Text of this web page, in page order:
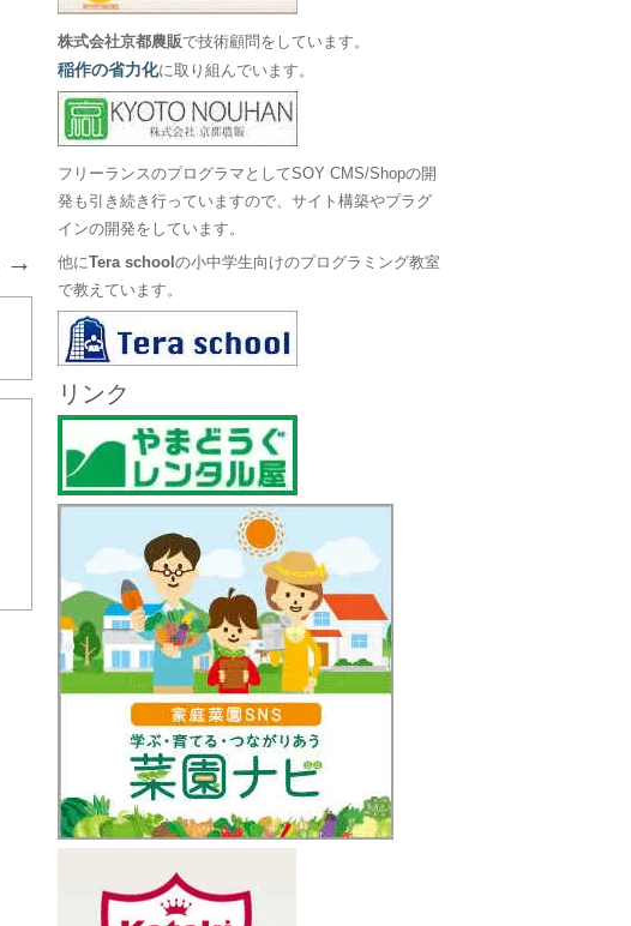
→
株式会社京都農販で技術顧問をしています。
稲作の省力化に取り組んでいます。
フリーランスのプログラマとしてSOY CMS/Shopの開
発も引き続き行っていますので、サイト構築やプラグ
インの開発をしています。
他にTera schoolの小中学生向けのプログラミング教室
で教えています。
リンク